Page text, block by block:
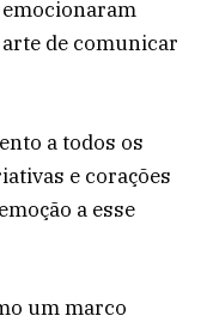
de comunicar
a todos os
e corações
a esse
um marco